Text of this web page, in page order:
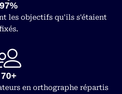
97%
les objectifs qu'ils s'étaient
70+
en orthographe répartis